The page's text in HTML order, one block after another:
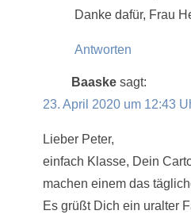
Danke dafür, Frau
Antworten
Baaske sagt:
23. April 2020 um 12:43
Lieber Peter,
einfach Klasse, Dein
machen einem das
Es grüßt Dich ein uralter